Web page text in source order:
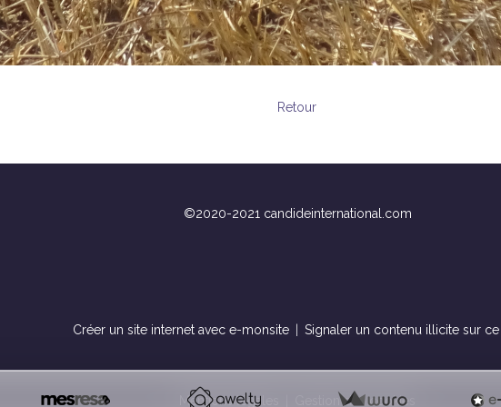
Retour
©2020-2021 candideinternational.com
Créer un site internet avec e-monsite Signaler un contenu illicite sur ce
Mentions légales Gestion des cookies